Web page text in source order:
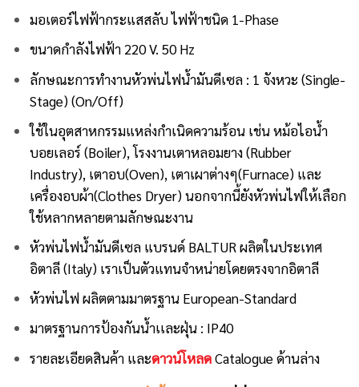
มอเตอร์ไฟฟ้ากระแสสลับ ไฟฟ้าชนิด 1-Phase
ขนาดกำลังไฟฟ้า 220 V. 50 Hz
ลักษณะการทำงานหัวพ่นไฟน้ำมันดีเซล : 1 จังหวะ (Single-
Stage) (On/Off)
ใช้ในอุตสาหกรรมแหล่งกำเนิดความร้อน เช่น หม้อไอน้ำ
บอยเลอร์ (Boiler), โรงงานเตาหลอมยาง (Rubber
Industry), เตาอบ(Oven), เตาเผาต่างๆ(Furnace) และ
เครื่องอบผ้า(Clothes Dryer) นอกจากนี้ยังหัวพ่นไฟให้เลือก
ใช้หลากหลายตามลักษณะงาน
หัวพ่นไฟน้ำมันดีเซล แบรนด์ BALTURผลิตในประเทศ
อิตาลี (Italy) เราเป็นตัวแทนจำหน่ายโดยตรงจากอิตาลี
หัวพ่นไฟ ผลิตตามมาตรฐาน European-Standard
มาตรฐานการป้องกันน้ำเเละฝุ่น : IP40
รายละเอียดสินค้า และดาวน์โหลดCatalogue ด้านล่าง